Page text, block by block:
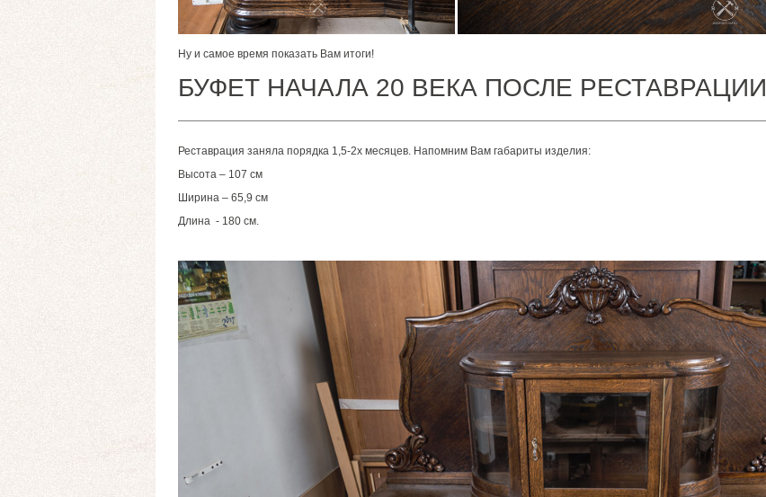
Ну и самое время показать Вам итоги!
БУФЕТ НАЧАЛА 20 ВЕКА ПОСЛЕ РЕСТАВРАЦИИ
Реставрация заняла порядка 1,5-2х месяцев. Напомним Вам габариты изделия:
Высота – 107 см
Ширина – 65,9 см
Длина - 180 см.